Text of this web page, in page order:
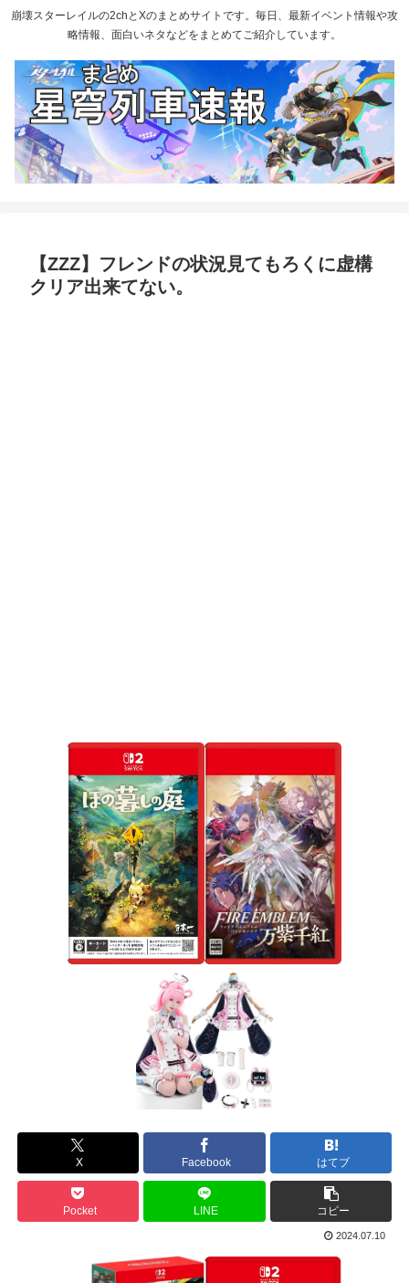
崩壊スターレイルの2chとXのまとめサイトです。毎日、最新イベント情報や攻
略情報、面白いネタなどをまとめてご紹介しています。
【ZZZ】フレンドの状況見てもろくに虚構
クリア出来てない。
X Facebook はてブ
Pocket LINE コピー
2024.07.10